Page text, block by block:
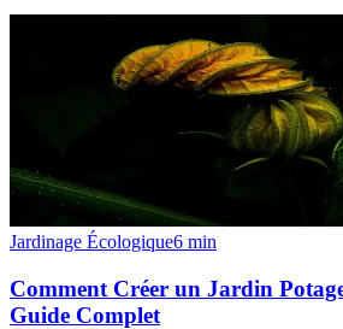
Jardinage Écologique6 min
Comment Créer un Jardin
Guide Complet